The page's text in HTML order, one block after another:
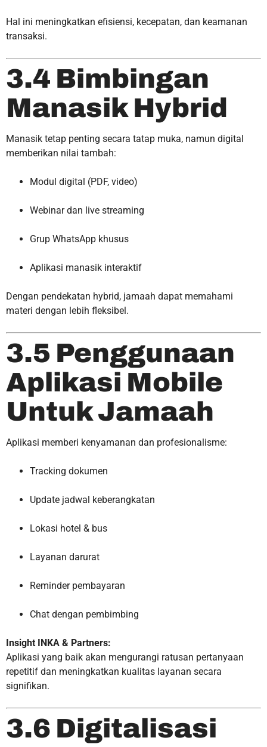
Hal ini meningkatkan efisiensi, kecepatan, dan keamanan
transaksi.
3.4 Bimbingan
Manasik Hybrid
Manasik tetap penting secara tatap muka, namun digital
memberikan nilai tambah:
Modul digital (PDF, video)
Webinar dan live streaming
Grup WhatsApp khusus
Aplikasi manasik interaktif
Dengan pendekatan hybrid, jamaah dapat memahami
materi dengan lebih fleksibel.
3.5 Penggunaan
Aplikasi Mobile
Untuk Jamaah
Aplikasi memberi kenyamanan dan profesionalisme:
Tracking dokumen
Update jadwal keberangkatan
Lokasi hotel & bus
Layanan darurat
Reminder pembayaran
Chat dengan pembimbing
Insight INKA & Partners:
Aplikasi yang baik akan mengurangi ratusan pertanyaan
repetitif dan meningkatkan kualitas layanan secara
signifikan.
3.6 Digitalisasi